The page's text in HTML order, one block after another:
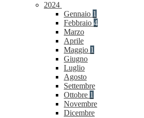
2024
Gennaio 1
Febbraio 4
Marzo
Aprile
Maggio 1
Giugno
Luglio
Agosto
Settembre
Ottobre 1
Novembre
Dicembre